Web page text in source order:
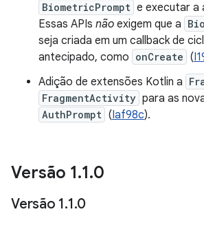
BiometricPrompt e executar a
Essas APIs não exigem que a
seja criada em um callback de
antecipado, como onCreate (
Adição de extensões Kotlin a
FragmentActivity para as
AuthPrompt (Iaf98c).
Versão 1.1.0
Versão 1.1.0